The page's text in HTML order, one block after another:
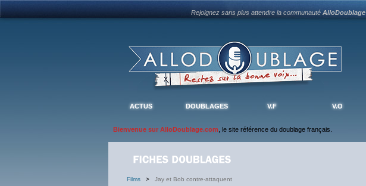
Rejoignez sans plus attendre la communautéAlloDoublage
ACTUS DOUBLAGES V.F V.O
Bienvenue sur AlloDoublage.com , le site référence du doublage français.
Films > Jay et Bob contre-attaquent